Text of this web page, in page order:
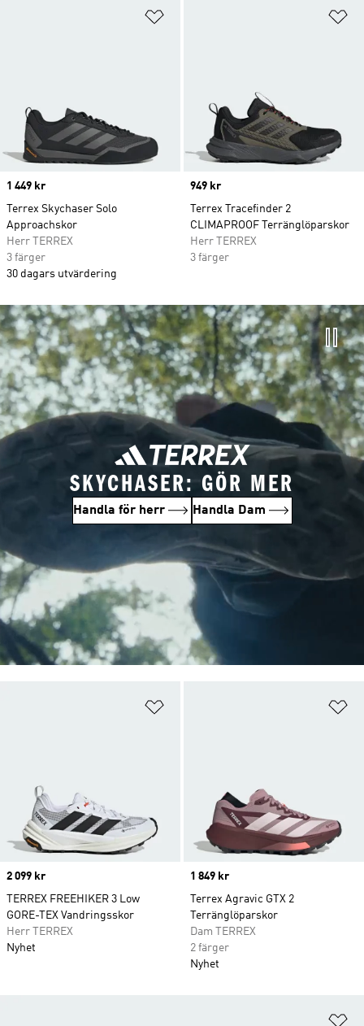
Price
1 449 kr
Terrex Skychaser Solo
Approachskor
Herr TERREX
3 färger
30 dagars utvärdering
Price
949 kr
Terrex Tracefinder 2
CLIMAPROOF Terränglöparskor
Herr TERREX
3 färger
Price
2 099 kr
TERREX FREEHIKER 3 Low
GORE-TEX Vandringsskor
Herr TERREX
Nyhet
Price
1 849 kr
Terrex Agravic GTX 2
Terränglöparskor
Dam TERREX
2 färger
Nyhet
SKYCHASER: GÖR MER
Handla för herr Handla Dam